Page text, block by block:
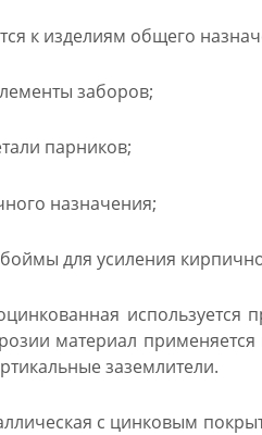
к изделиям общего
заборов;
парников;
назначения;
для усиления
материал
заземлители.
с цинковым